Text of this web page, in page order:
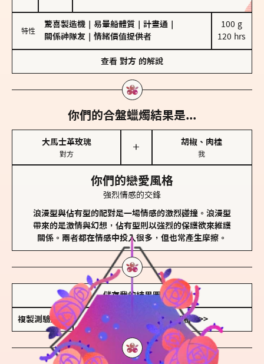
特性
驚喜製造機 易暈船體質 計畫通
關係神隊友
情緒價值提供者
100 g
120 hrs
查看 對方 的解說
你們的合盤蠟燭結果是...
大馬士革玫瑰
對方
＋
胡椒、肉桂
我
你們的戀愛風格
強烈情感的交鋒
浪漫型與佔有型的配對是一場情感的激烈碰撞。浪漫型
帶來的是激情與幻想，佔有型則以強烈的保護欲來維護
關係。兩者都在情感中投入很多，但也常產生摩擦。
儲存我的結果圖
複製測驗連結 查看香氛類型全解析 >>>